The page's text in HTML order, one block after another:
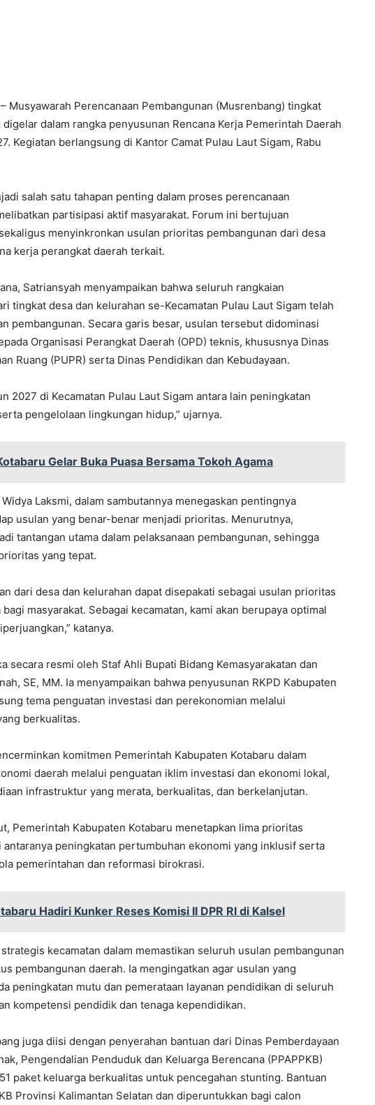
– Musyawarah Perencanaan Pembangunan (Musrenbang) tingkat
digelar dalam rangka penyusunan Rencana Kerja Pemerintah Daerah
Kegiatan berlangsung di Kantor Camat Pulau Laut Sigam, Rabu
salah satu tahapan penting dalam proses perencanaan
partisipasi aktif masyarakat. Forum ini bertujuan
menyinkronkan usulan prioritas pembangunan dari desa
kerja perangkat daerah terkait.
Satriansyah menyampaikan bahwa seluruh rangkaian
tingkat desa dan kelurahan se-Kecamatan Pulau Laut Sigam telah
pembangunan. Secara garis besar, usulan tersebut didominasi
Organisasi Perangkat Daerah (OPD) teknis, khususnya Dinas
Ruang (PUPR) serta Dinas Pendidikan dan Kebudayaan.
2027 di Kecamatan Pulau Laut Sigam antara lain peningkatan
pengelolaan lingkungan hidup,” ujarnya.
Gelar Buka Puasa Bersama Tokoh Agama
Laksmi, dalam sambutannya menegaskan pentingnya
usulan yang benar-benar menjadi prioritas. Menurutnya,
tantangan utama dalam pelaksanaan pembangunan, sehingga
yang tepat.
dari desa dan kelurahan dapat disepakati sebagai usulan prioritas
masyarakat. Sebagai kecamatan, kami akan berupaya optimal
katanya.
secara resmi oleh Staf Ahli Bupati Bidang Kemasyarakatan dan
SE, MM. Ia menyampaikan bahwa penyusunan RKPD Kabupaten
tema penguatan investasi dan perekonomian melalui
berkualitas.
komitmen Pemerintah Kabupaten Kotabaru dalam
daerah melalui penguatan iklim investasi dan ekonomi lokal,
infrastruktur yang merata, berkualitas, dan berkelanjutan.
Pemerintah Kabupaten Kotabaru menetapkan lima prioritas
antaranya peningkatan pertumbuhan ekonomi yang inklusif serta
pemerintahan dan reformasi birokrasi.
Hadiri Kunker Reses Komisi II DPR RI di Kalsel
kecamatan dalam memastikan seluruh usulan pembangunan
pembangunan daerah. Ia mengingatkan agar usulan yang
peningkatan mutu dan pemerataan layanan pendidikan di seluruh
kompetensi pendidik dan tenaga kependidikan.
juga diisi dengan penyerahan bantuan dari Dinas Pemberdayaan
Pengendalian Penduduk dan Keluarga Berencana (PPAPPKB)
paket keluarga berkualitas untuk pencegahan stunting. Bantuan
Provinsi Kalimantan Selatan dan diperuntukkan bagi calon